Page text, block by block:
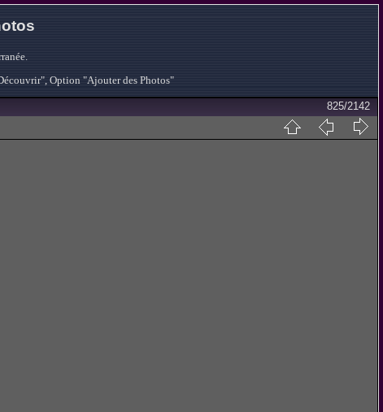
Option "Ajouter des Photos"
825/2142